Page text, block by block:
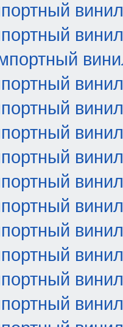
винил
винил
винил
винил
винил
винил
винил
винил
винил
винил
винил
винил